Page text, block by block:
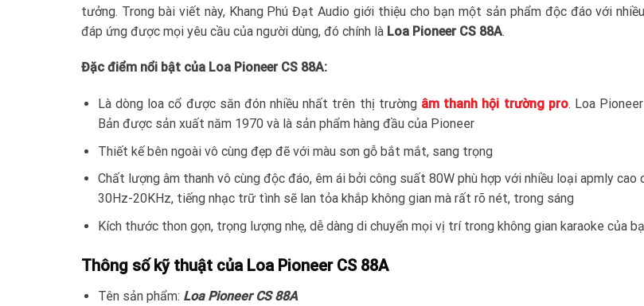
tưởng. Trong bài viết này, Khang Phú Đạt Audio giới thiệu cho bạn một sản phẩm độc đáo với
đáp ứng được mọi yêu cầu của người dùng, đó chính là Loa Pioneer CS 88A.
Đặc điểm nổi bật của Loa Pioneer CS 88A:
Là dòng loa cổ được săn đón nhiều nhất trên thị trường âm thanh hội trường pro. Loa
Bản được sản xuất năm 1970 và là sản phẩm hàng đầu của Pioneer
Thiết kế bên ngoài vô cùng đẹp đẽ với màu sơn gỗ bắt mắt, sang trọng
Chất lượng âm thanh vô cùng độc đáo, êm ái bởi công suất 80W phù hợp với nhiều loại apmly
30Hz-20KHz, tiếng nhạc trữ tình sẽ lan tỏa khắp không gian mà rất rõ nét, trong sáng
Kích thước thon gọn, trọng lượng nhẹ, dễ dàng di chuyển mọi vị trí trong không gian karaoke của
Thông số kỹ thuật của Loa Pioneer CS 88A
Tên sản phẩm: Loa Pioneer CS 88A